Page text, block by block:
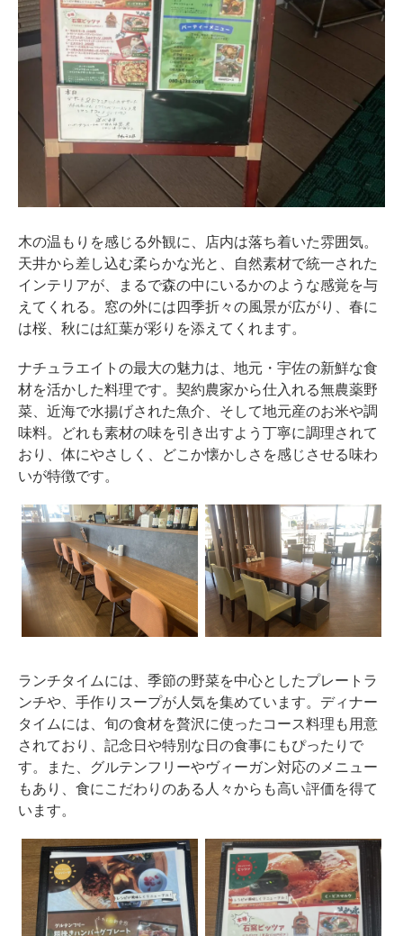
木の温もりを感じる外観に、店内は落ち着いた雰囲気。
天井から差し込む柔らかな光と、自然素材で統一された
インテリアが、まるで森の中にいるかのような感覚を与
えてくれる。窓の外には四季折々の風景が広がり、春に
は桜、秋には紅葉が彩りを添えてくれます。
ナチュラエイトの最大の魅力は、地元・宇佐の新鮮な食
材を活かした料理です。契約農家から仕入れる無農薬野
菜、近海で水揚げされた魚介、そして地元産のお米や調
味料。どれも素材の味を引き出すよう丁寧に調理されて
おり、体にやさしく、どこか懐かしさを感じさせる味わ
いが特徴です。
ランチタイムには、季節の野菜を中心としたプレートラ
ンチや、手作りスープが人気を集めています。ディナー
タイムには、旬の食材を贅沢に使ったコース料理も用意
されており、記念日や特別な日の食事にもぴったりで
す。また、グルテンフリーやヴィーガン対応のメニュー
もあり、食にこだわりのある人々からも高い評価を得て
います。